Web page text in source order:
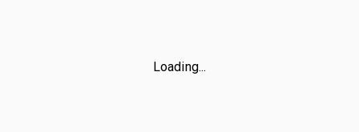
Loading...